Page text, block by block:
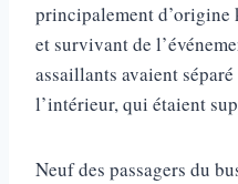
principalement d’origine
et survivant de
assaillants avaient
l’intérieur, qui étaient
Neuf des passagers du